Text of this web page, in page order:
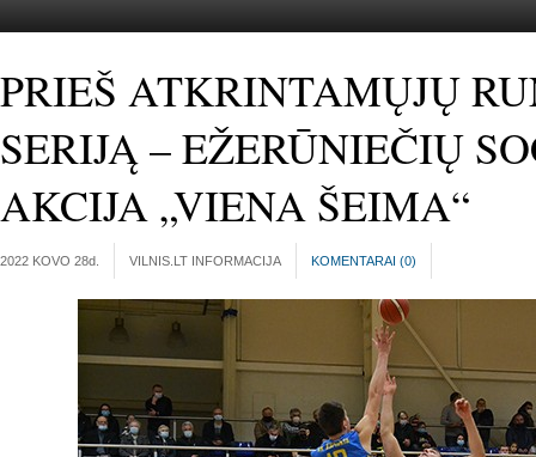
PRIEŠ ATKRINTAMŲJŲ
SERIJĄ – EŽERŪNIEČIŲ
AKCIJA „VIENA ŠEIMA“
2022 KOVO 28d. VILNIS.LT INFORMACIJA KOMENTARAI (0)